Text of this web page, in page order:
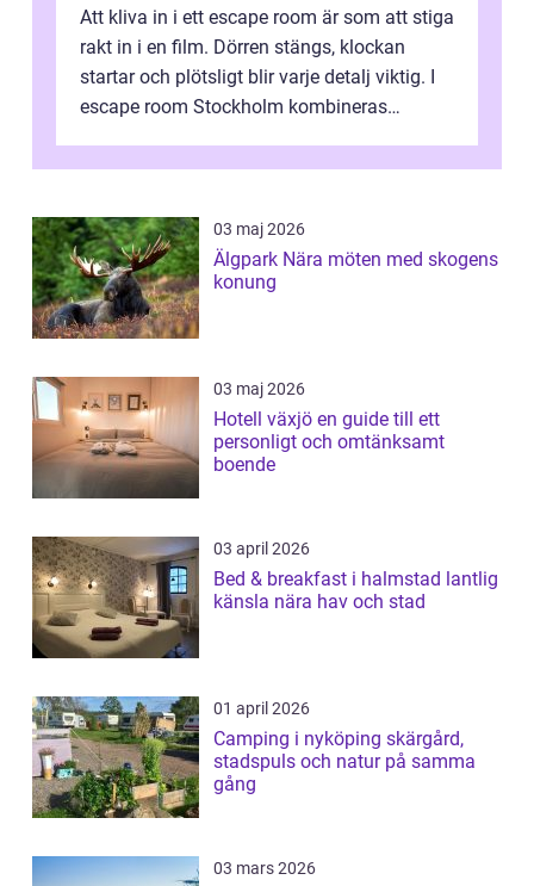
Att kliva in i ett escape room är som att stiga
rakt in i en film. Dörren stängs, klockan
startar och plötsligt blir varje detalj viktig. I
escape room Stockholm kombineras
03 maj 2026
Älgpark Nära möten med skogens
konung
03 maj 2026
Hotell växjö en guide till ett
personligt och omtänksamt
boende
03 april 2026
Bed & breakfast i halmstad lantlig
känsla nära hav och stad
01 april 2026
Camping i nyköping skärgård,
stadspuls och natur på samma
gång
03 mars 2026